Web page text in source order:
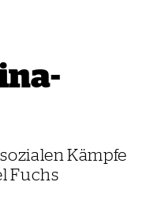
Kämpfe
Fuchs